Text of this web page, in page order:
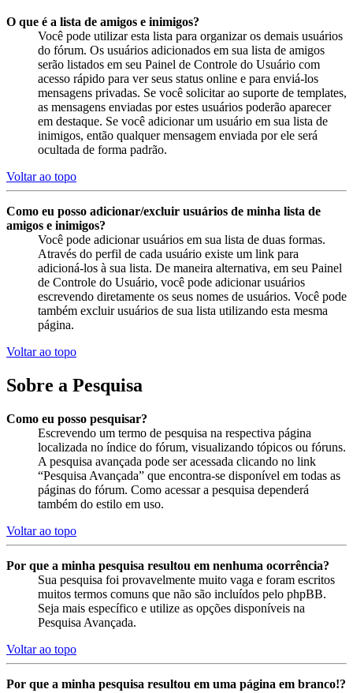
O que é a lista de amigos e inimigos?
Você pode utilizar esta lista para organizar os demais usuários
do fórum. Os usuários adicionados em sua lista de amigos
serão listados em seu Painel de Controle do Usuário com
acesso rápido para ver seus status online e para enviá-los
mensagens privadas. Se você solicitar ao suporte de templates,
as mensagens enviadas por estes usuários poderão aparecer
em destaque. Se você adicionar um usuário em sua lista de
inimigos, então qualquer mensagem enviada por ele será
ocultada de forma padrão.
Voltar ao topo
Como eu posso adicionar/excluir usuários de minha lista de
amigos e inimigos?
Você pode adicionar usuários em sua lista de duas formas.
Através do perfil de cada usuário existe um link para
adicioná-los à sua lista. De maneira alternativa, em seu Painel
de Controle do Usuário, você pode adicionar usuários
escrevendo diretamente os seus nomes de usuários. Você pode
também excluir usuários de sua lista utilizando esta mesma
página.
Voltar ao topo
Sobre a Pesquisa
Como eu posso pesquisar?
Escrevendo um termo de pesquisa na respectiva página
localizada no índice do fórum, visualizando tópicos ou fóruns.
A pesquisa avançada pode ser acessada clicando no link
“Pesquisa Avançada” que encontra-se disponível em todas as
páginas do fórum. Como acessar a pesquisa dependerá
também do estilo em uso.
Voltar ao topo
Por que a minha pesquisa resultou em nenhuma ocorrência?
Sua pesquisa foi provavelmente muito vaga e foram escritos
muitos termos comuns que não são incluídos pelo phpBB.
Seja mais específico e utilize as opções disponíveis na
Pesquisa Avançada.
Voltar ao topo
Por que a minha pesquisa resultou em uma página em branco!?